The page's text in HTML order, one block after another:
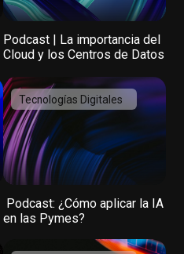
Podcast | La importancia del
Cloud y los Centros de Datos
Tecnologías Digitales
️ Podcast: ¿Cómo aplicar la IA
en las Pymes?